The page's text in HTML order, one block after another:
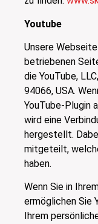
Youtube
Unsere
betriebenen
die YouTube,
94066, USA.
YouTube-Plugin
wird eine
hergestellt.
mitgeteilt,
haben.
Wenn Sie in
ermöglichen Sie
Ihrem